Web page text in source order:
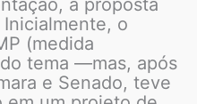
a proposta
o
(medida
tema —mas, após
e Senado, teve